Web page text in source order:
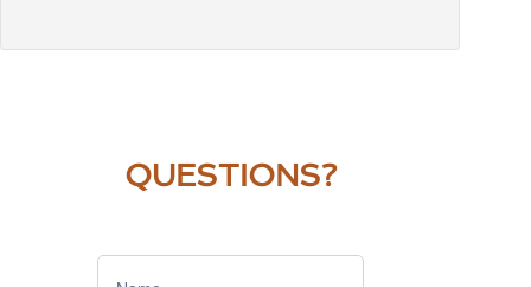
QUESTIONS?